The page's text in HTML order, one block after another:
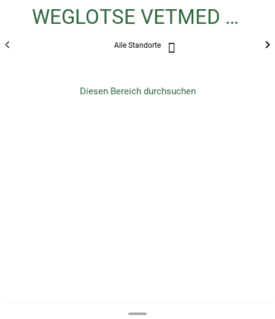
WEGLOTSE VETMED FAKULTÄT
Alle Standorte
Diesen Bereich durchsuchen